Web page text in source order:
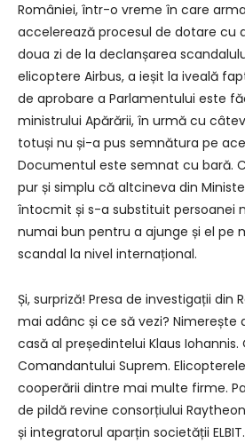
României, într-o vreme în care
accelerează procesul de dotare cu
doua zi de la declanșarea
elicoptere Airbus, a ieșit la iveală
de aprobare a Parlamentului este
ministrului Apărării, în urmă cu
totuși nu și-a pus semnătura pe
Documentul este semnat cu bară.
pur și simplu că altcineva din
întocmit și s-a substituit persoanei
numai bun pentru a ajunge și el pe
scandal la nivel internațional.
Și, surpriză! Presa de investigații din
mai adânc și ce să vezi? Nimerește
casă al președintelui Klaus
Comandantului Suprem.
cooperării dintre mai multe firme.
de pildă revine consorțiului
și integratorul aparțin societății